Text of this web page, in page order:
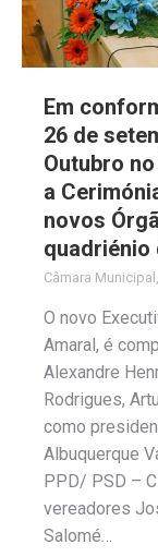
Em
26 de
Outubro
a
novos
quadriénio
Câmara Municipal
O novo
Amaral, é
Alexandre
Rodrigues,
como
Albuquerque
PPD/ PSD –
vereadores
Salomé…